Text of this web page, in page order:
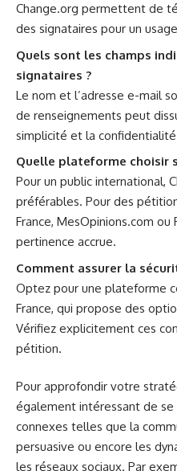
Change.org permettent de
des signataires pour un
Quels sont les champs
signataires ?
Le nom et l’adresse e-mail
de renseignements peut
simplicité et la
Quelle plateforme choisir
Pour un public international,
préférables. Pour des
France, MesOpinions.com
pertinence accrue.
Comment assurer la
Optez pour une plateforme
France, qui propose des
Vérifiez explicitement ces
pétition.
Pour approfondir votre
également intéressant de se
connexes telles que la
persuasive ou encore les
les réseaux sociaux. Par